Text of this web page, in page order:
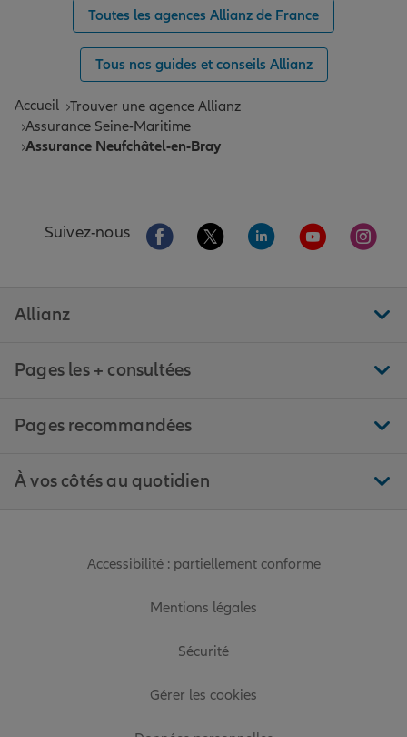
Toutes les agences Allianz de France
Tous nos guides et conseils Allianz
Accueil Trouver une agence Allianz
Assurance Seine-Maritime
Assurance Neufchâtel-en-Bray
Suivez-nous Aller sur la page Facebook de Allianz
Aller sur la page Twitter de
Aller sur la page
Aller sur la
Aller
Allianz
Pages les + consultées
Pages recommandées
À vos côtés au quotidien
Accessibilité : partiellement conforme
Mentions légales
Sécurité
Gérer les cookies